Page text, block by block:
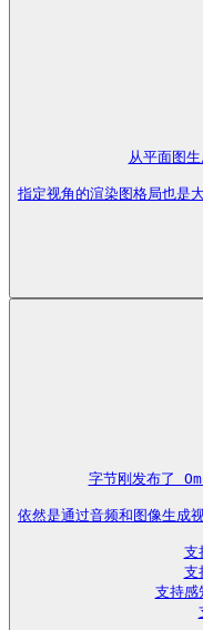
从平面图
指定视角的渲染图格局也
字节刚发布了
依然是通过音频和图像生成
支
支
支持感